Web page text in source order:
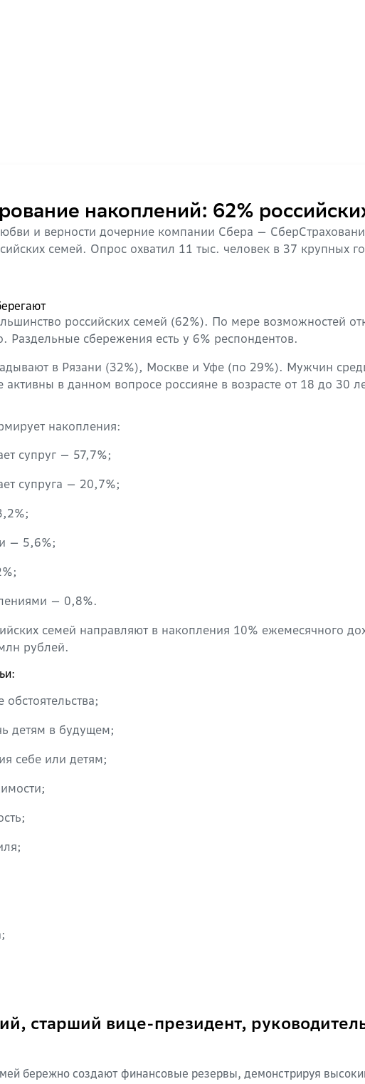
накоплений: 62%
и верности дочерние компании Сбера —
семей. Опрос охватил 11 тыс. человек в 37 крупных
российских семей (62%). По мере возможностей
Раздельные сбережения есть у 6% респондентов.
в Рязани (32%), Москве и Уфе (по 29%). Мужчин
активны в данном вопросе россияне в возрасте от 18 до 30
накопления:
супруг — 57,7%;
супруга — 20,7%;
— 5,6%;
— 0,8%.
семей направляют в накопления 10% ежемесячного
рублей.
детям в будущем;
себе или детям;
старший вице-президент,
бережно создают финансовые резервы, демонстрируя